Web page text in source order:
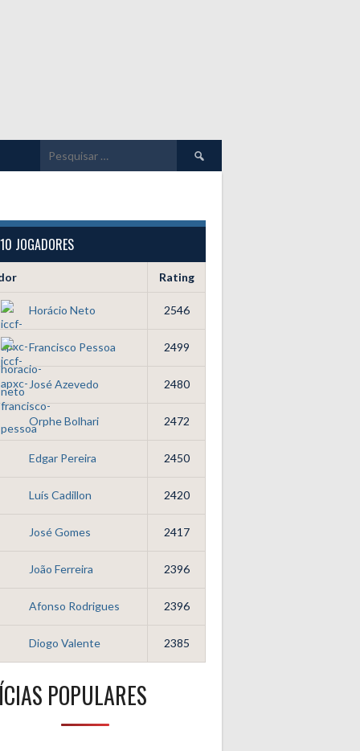
Pesquisar
por:
JOGADORES
Rating
Horácio Neto 2546
Francisco Pessoa 2499
José Azevedo 2480
Orphe Bolhari 2472
Edgar Pereira 2450
Luís Cadillon 2420
José Gomes 2417
João Ferreira 2396
Afonso Rodrigues 2396
Diogo Valente 2385
POPULARES